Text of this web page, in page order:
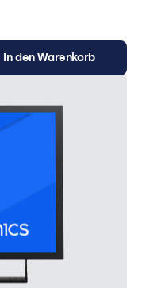
In den Warenkorb